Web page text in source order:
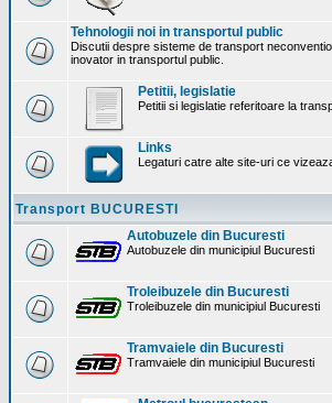
Tehnologii noi in transportul public
Discutii despre sisteme de transport
inovator in transportul public.
Petitii, legislatie
Petitii si legislatie referitoare la
Links
Legaturi catre alte site-uri ce
Transport BUCURESTI
Autobuzele din Bucuresti
Autobuzele din municipiul Bucuresti
Troleibuzele din Bucuresti
Troleibuzele din municipiul Bucuresti
Tramvaiele din Bucuresti
Tramvaiele din municipiul Bucuresti